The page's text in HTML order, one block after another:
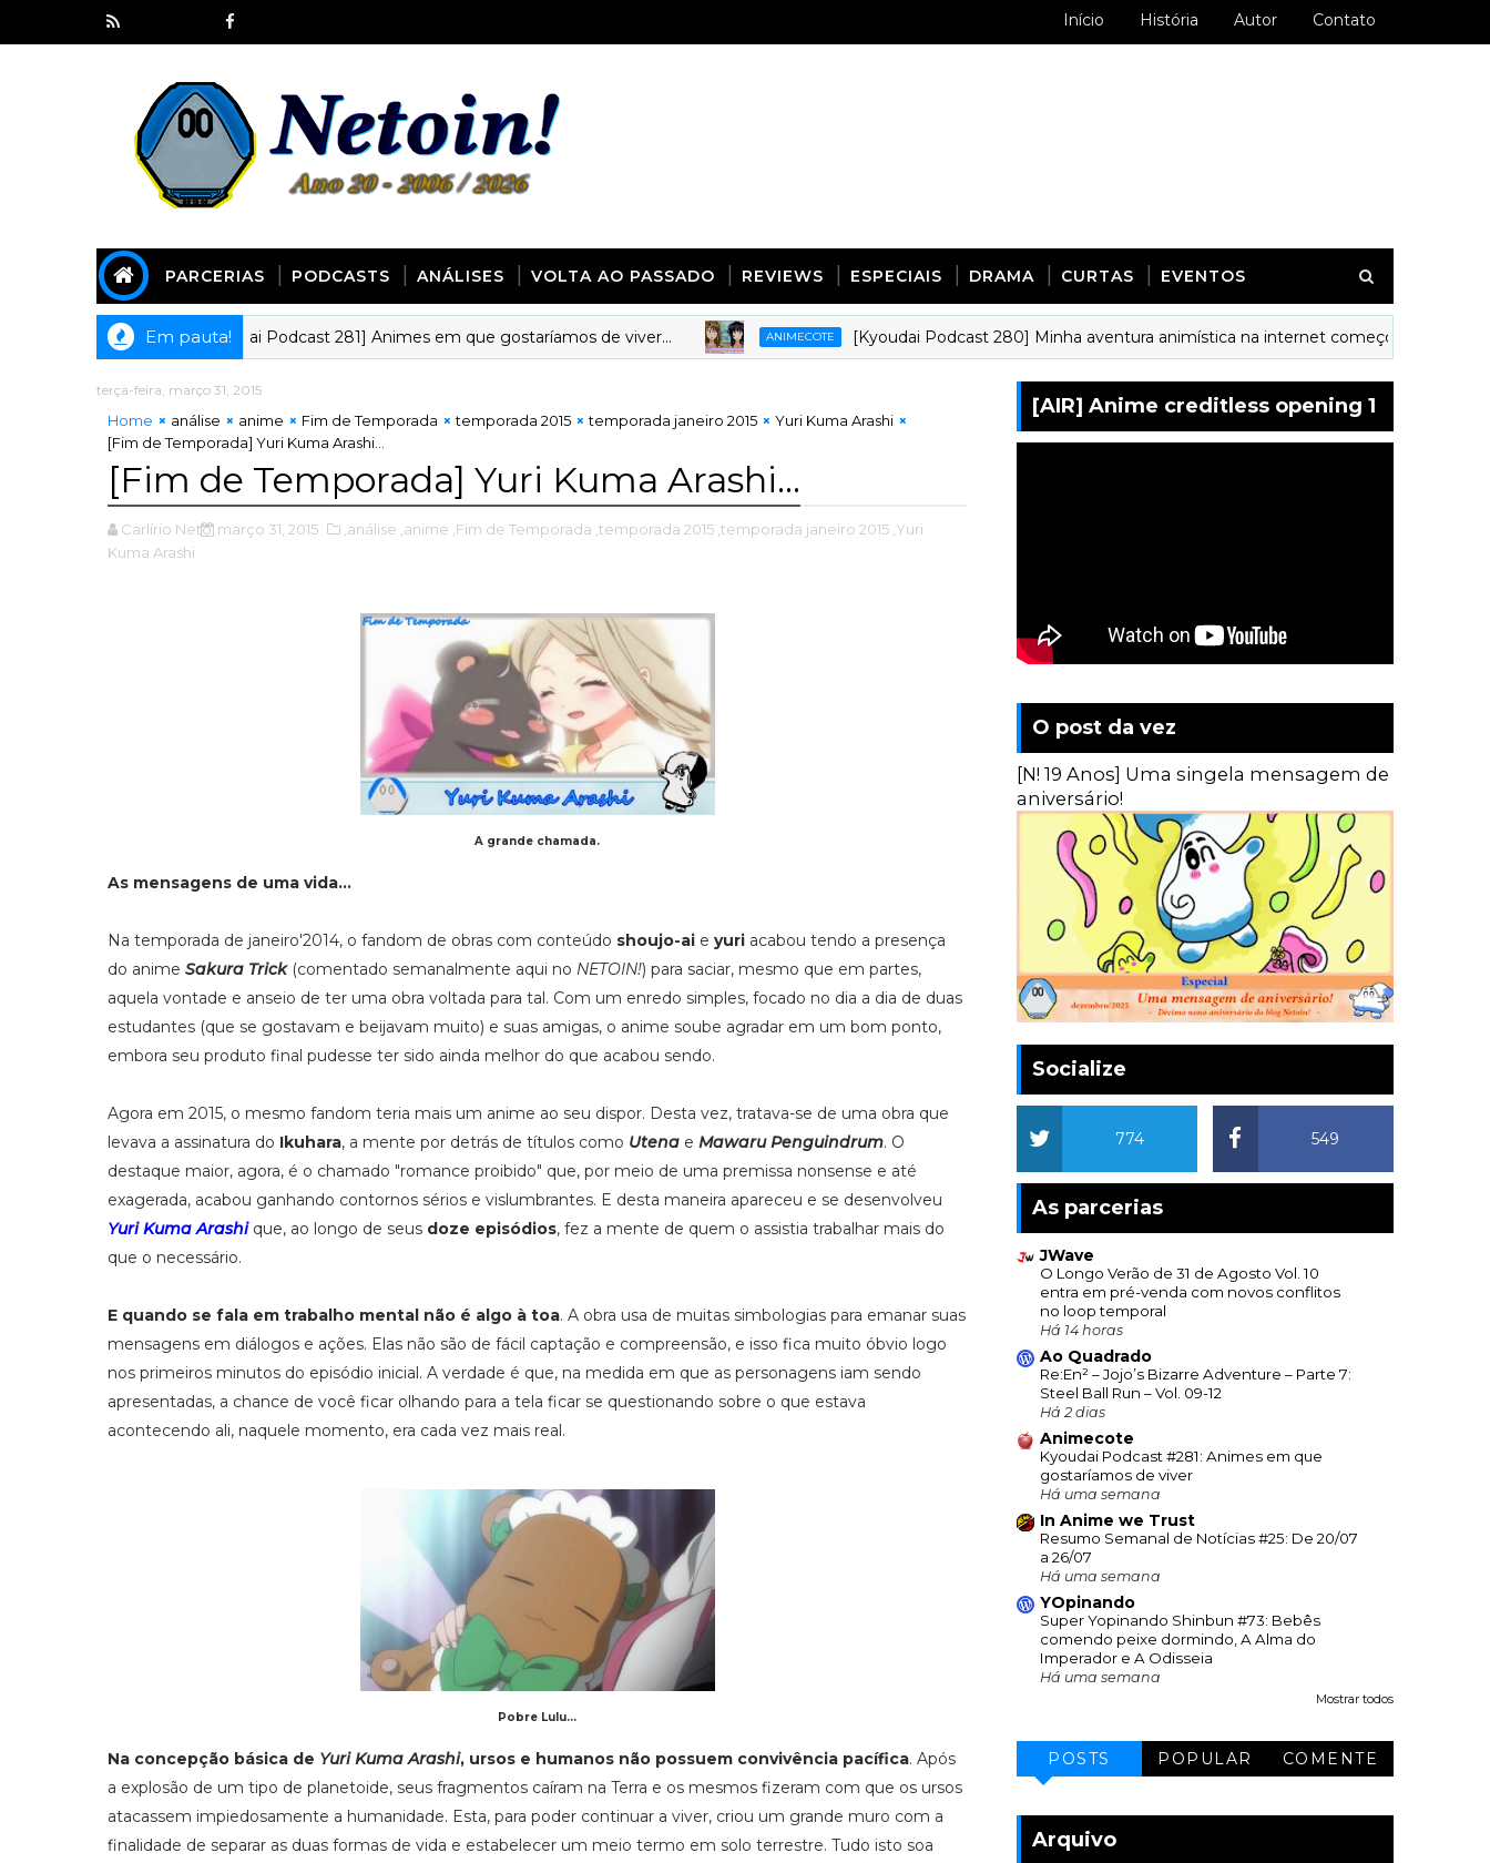
Início História Autor Contato
PARCERIAS PODCASTS ANÁLISES VOLTA AO PASSADO REVIEWS ESPECIAIS DRAMA CURTAS EVENTOS
Em pauta!
ANIMECOTE [Kyoudai Podcast 281] Animes em que gostaríamos de viver... ANIMECOTE [Kyoudai Podcast 280] Minha aventura animística na internet começou com...
terça-feira, março 31, 2015
Home análise anime Fim de Temporada temporada 2015 temporada janeiro 2015
Yuri Kuma Arashi
[Fim de Temporada] Yuri Kuma Arashi...
[Fim de Temporada] Yuri Kuma Arashi...
Carlírio Neto março 31, 2015 ,análise ,anime ,Fim de Temporada ,temporada 2015 ,temporada janeiro 2015 ,Yuri
Kuma Arashi
A grande chamada.
As mensagens de uma vida...
Na temporada de janeiro'2014, o fandom de obras com conteúdo shoujo-ai e yuri acabou tendo a presença
do anime Sakura Trick(comentado semanalmente aqui no NETOIN!) para saciar, mesmo que em partes,
aquela vontade e anseio de ter uma obra voltada para tal. Com um enredo simples, focado no dia a dia de duas
estudantes (que se gostavam e beijavam muito) e suas amigas, o anime soube agradar em um bom ponto,
embora seu produto final pudesse ter sido ainda melhor do que acabou sendo.
Agora em 2015, o mesmo fandom teria mais um anime ao seu dispor. Desta vez, tratava-se de uma obra que
levava a assinatura do Ikuhara, a mente por detrás de títulos como Utena e Mawaru Penguindrum. O
destaque maior, agora, é o chamado "romance proibido" que, por meio de uma premissa nonsense e até
exagerada, acabou ganhando contornos sérios e vislumbrantes. E desta maneira apareceu e se desenvolveu
Yuri Kuma Arashi que, ao longo de seus doze episódios, fez a mente de quem o assistia trabalhar mais do
que o necessário.
E quando se fala em trabalho mental não é algo à toa. A obra usa de muitas simbologias para emanar suas
mensagens em diálogos e ações. Elas não são de fácil captação e compreensão, e isso fica muito óbvio logo
nos primeiros minutos do episódio inicial. A verdade é que, na medida em que as personagens iam sendo
apresentadas, a chance de você ficar olhando para a tela ficar se questionando sobre o que estava
acontecendo ali, naquele momento, era cada vez mais real.
Pobre Lulu...
Na concepção básica de Yuri Kuma Arashi, ursos e humanos não possuem convivência pacífica. Após
a explosão de um tipo de planetoide, seus fragmentos caíram na Terra e os mesmos fizeram com que os ursos
atacassem impiedosamente a humanidade. Esta, para poder continuar a viver, criou um grande muro com a
finalidade de separar as duas formas de vida e estabelecer um meio termo em solo terrestre. Tudo isto soa
[AIR] Anime creditless opening 1
O post da vez
[N! 19 Anos] Uma singela mensagem de
aniversário!
Socialize
549
774
As parcerias
JWave
O Longo Verão de 31 de Agosto Vol. 10
entra em pré-venda com novos conflitos
no loop temporal
Há 14 horas
Ao Quadrado
Re:En² – Jojo’s Bizarre Adventure – Parte 7:
Steel Ball Run – Vol. 09-12
Há 2 dias
Animecote
Kyoudai Podcast #281: Animes em que
gostaríamos de viver
Há uma semana
In Anime we Trust
Resumo Semanal de Notícias #25: De 20/07
a 26/07
Há uma semana
YOpinando
Super Yopinando Shinbun #73: Bebês
comendo peixe dormindo, A Alma do
Imperador e A Odisseia
Há uma semana
Mostrar todos
POSTS POPULAR COMENTE
Arquivo